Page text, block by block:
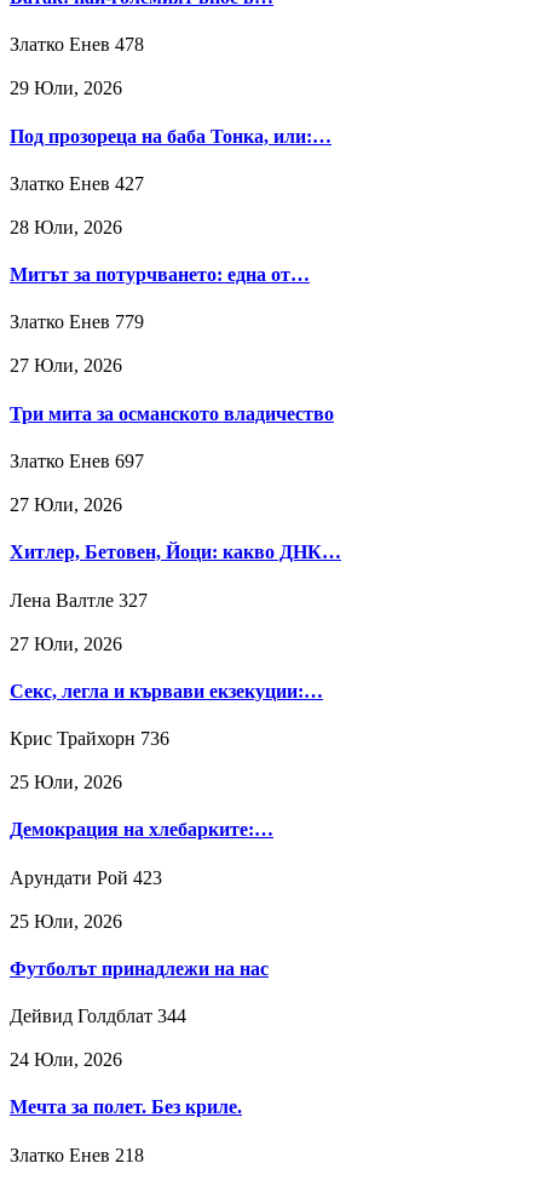
Златко Енев 478
29 Юли, 2026
Под прозореца на баба Тонка, или:…
Златко Енев 427
28 Юли, 2026
Митът за потурчването: една от…
Златко Енев 779
27 Юли, 2026
Три мита за османското владичество
Златко Енев 697
27 Юли, 2026
Хитлер, Бетовен, Йоци: какво ДНК…
Лена Валтле 327
27 Юли, 2026
Секс, легла и кървави екзекуции:…
Крис Трайхорн 736
25 Юли, 2026
Демокрация на хлебарките:…
Арундати Рой 423
25 Юли, 2026
Футболът принадлежи на нас
Дейвид Голдблат 344
24 Юли, 2026
Мечта за полет. Без криле.
Златко Енев 218